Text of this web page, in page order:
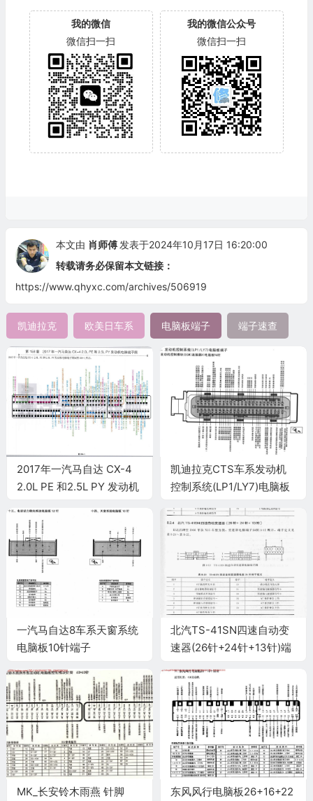
我的微信
微信扫一扫
我的微信公众号
微信扫一扫
本文由 肖师傅 发表于2024年10月17日 16:20:00
转载请务必保留本文链接：
https://www.qhyxc.com/archives/506919
凯迪拉克 欧美日车系 电脑板端子 端子速查
2017年一汽马自达 CX-4
2.0L PE 和2.5L PY 发动机
凯迪拉克CTS车系发动机
控制系统(LP1/LY7)电脑板
一汽马自达8车系天窗系统
电脑板10针端子
北汽TS-41SN四速自动变
速器(26针+24针+13针)端
MK_长安铃木雨燕 针脚
东风风行电脑板26+16+22